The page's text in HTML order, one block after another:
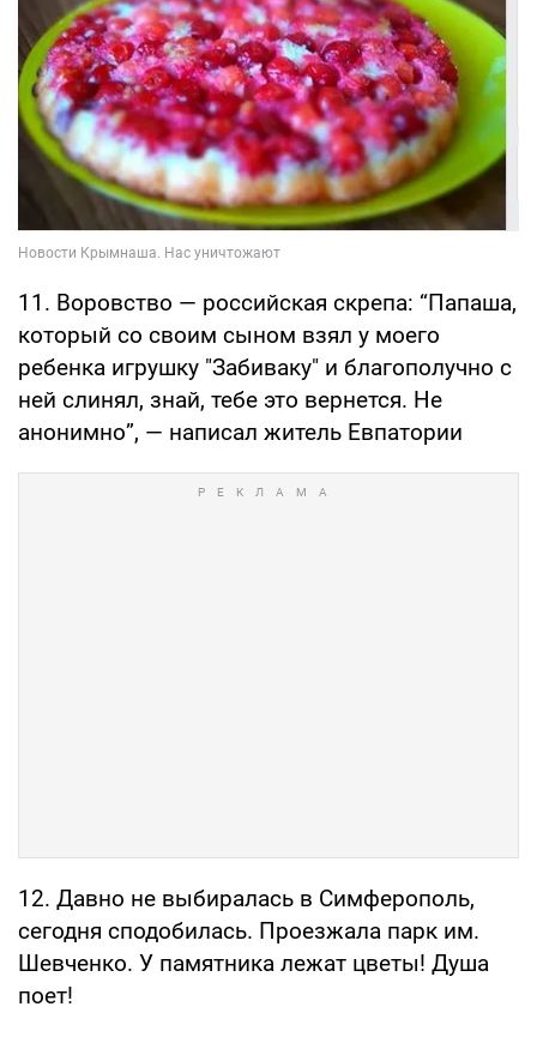
11. Воровство — российская скрепа: “Папаша,
который со своим сыном взял у моего
ребенка игрушку "Забиваку" и благополучно с
ней слинял, знай, тебе это вернется. Не
анонимно”, — написал житель Евпатории
12. Давно не выбиралась в Симферополь,
сегодня сподобилась. Проезжала парк им.
Шевченко. У памятника лежат цветы! Душа
поет!